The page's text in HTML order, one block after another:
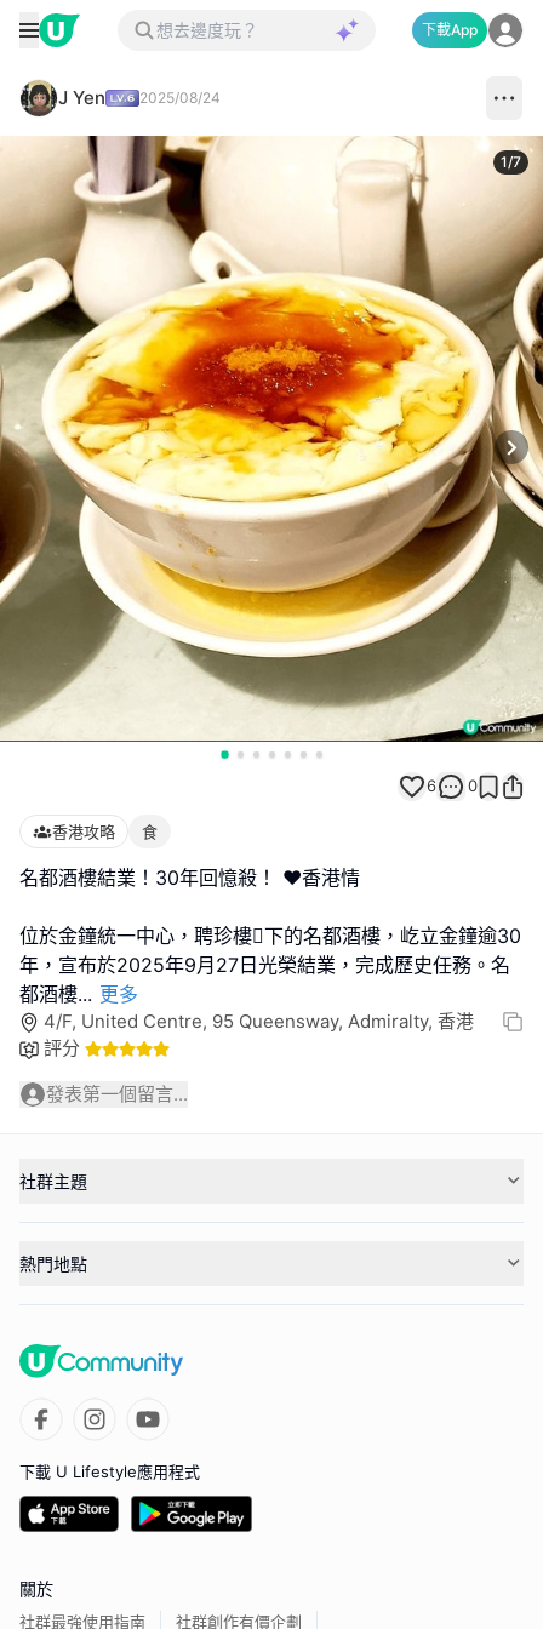
下載App
J Yen 2025/08/24
1/7
6 0
香港攻略 食
名都酒樓結業！30年回憶殺！ ❤香港情
位於金鐘統一中心，聘珍樓下的名都酒樓，屹立金鐘逾30
年，宣布於2025年9月27日光榮結業，完成歷史任務。名
都酒樓... 更多
4/F, United Centre, 95 Queensway, Admiralty, 香港
評分
發表第一個留言...
社群主題
熱門地點
下載 U Lifestyle應用程式
關於
社群最強使用指南 社群創作有價企劃